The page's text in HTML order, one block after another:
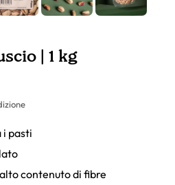
| 1 kg
pasti
contenuto di fibre